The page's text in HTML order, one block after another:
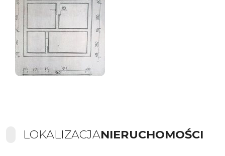
LOKALIZACJANIERUCHOMOŚCI